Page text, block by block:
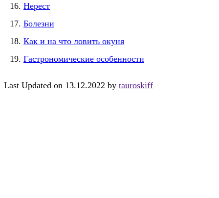
Нерест
Болезни
Как и на что ловить окуня
Гастрономические особенности
Last Updated on 13.12.2022 by tauroskiff